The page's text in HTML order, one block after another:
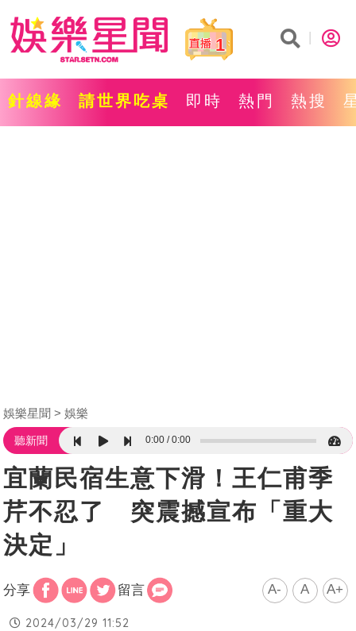
1
針線緣 請世界吃桌 即時 熱門 熱搜
娛樂星聞 娛樂
聽新聞 0:00 0:00
宜蘭民宿生意下滑！王仁甫季
芹不忍了 突震撼宣布「重大
決定」
分享 留言 A- A A+
2024/03/29 11:52